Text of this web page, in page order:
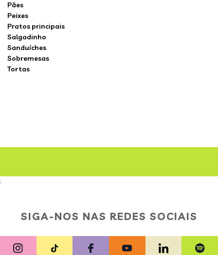
Pães
Peixes
Pratos principais
Salgadinho
Sanduíches
Sobremesas
Tortas
;
SIGA-NOS NAS REDES SOCIAIS